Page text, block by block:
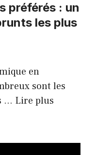
préférés : un
les plus
en
sont les
… Lire plus